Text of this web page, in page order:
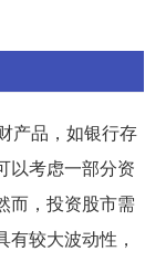
产品，如银行存
以考虑一部分资
而，投资股市需
较大波动性，